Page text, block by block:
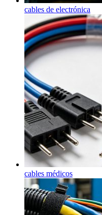
cables de electrónica
cables médicos